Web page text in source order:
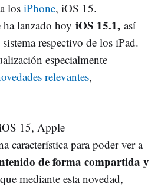
los iPhone, iOS 15.
lanzado hoy iOS 15.1, así
respectivo de los iPad.
especialmente
relevantes,
15, Apple
característica para poder ver a
de forma compartida y
mediante esta novedad,